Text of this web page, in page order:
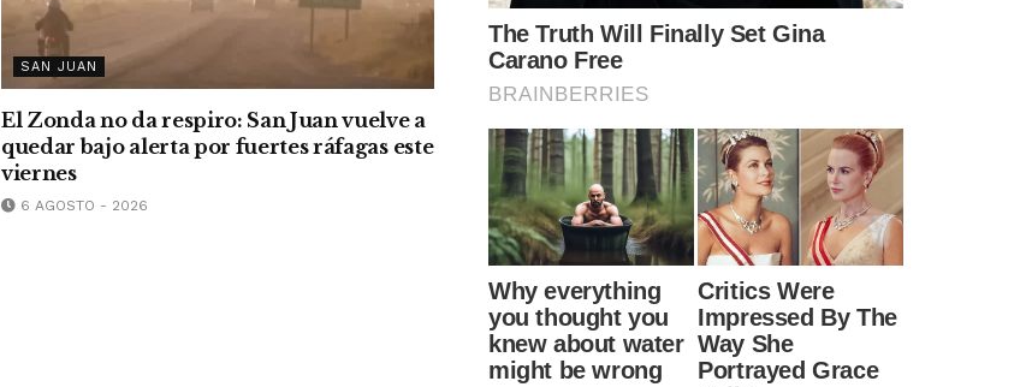
SAN JUAN
El Zonda no da respiro: San Juan vuelve a
quedar bajo alerta por fuertes ráfagas este
viernes
6 AGOSTO - 2026